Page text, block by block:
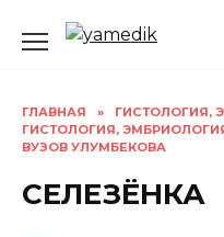
ГЛАВНАЯ » ГИСТОЛОГИЯ,
ГИСТОЛОГИЯ,
ВУЗОВ УЛУМБЕКОВА
СЕЛЕЗЁНКА